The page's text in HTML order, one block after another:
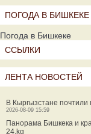
ПОГОДА В БИШКЕКЕ
Погода в Бишкеке
ССЫЛКИ
ЛЕНТА НОВОСТЕЙ
В Кыргызстане почтили
2026-08-09 15:59
Панорама Бишкека и
24.kg